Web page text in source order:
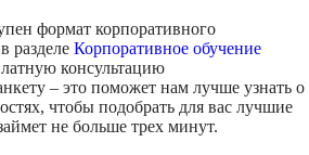
формат корпоративного
разделе Корпоративное обучение
консультацию
– это поможет нам лучше узнать о
чтобы подобрать для вас лучшие
не больше трех минут.